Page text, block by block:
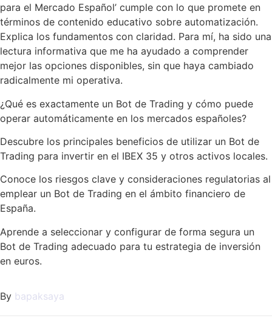
para el Mercado Español’ cumple con lo que promete en
términos de contenido educativo sobre automatización.
Explica los fundamentos con claridad. Para mí, ha sido una
lectura informativa que me ha ayudado a comprender
mejor las opciones disponibles, sin que haya cambiado
radicalmente mi operativa.
¿Qué es exactamente un Bot de Trading y cómo puede
operar automáticamente en los mercados españoles?
Descubre los principales beneficios de utilizar un Bot de
Trading para invertir en el IBEX 35 y otros activos locales.
Conoce los riesgos clave y consideraciones regulatorias al
emplear un Bot de Trading en el ámbito financiero de
España.
Aprende a seleccionar y configurar de forma segura un
Bot de Trading adecuado para tu estrategia de inversión
en euros.
By bapaksaya